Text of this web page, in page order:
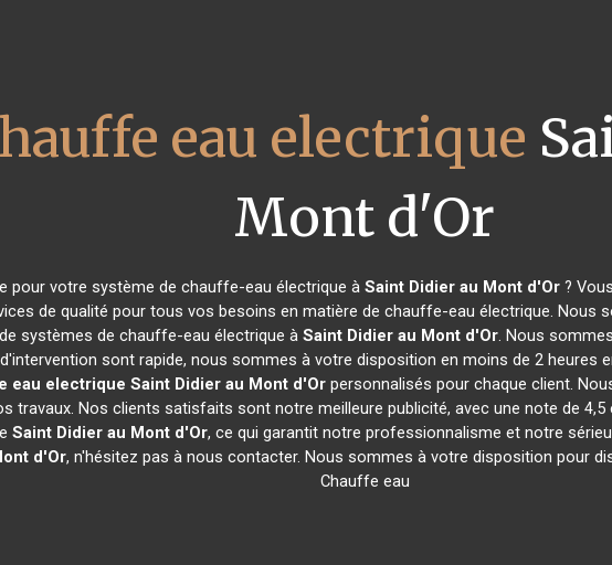
eau electrique
Mont d'Or
pour votre système de chauffe-eau électrique à Saint Didier au Mont d'Or ?
de qualité pour tous vos besoins en matière de chauffe-eau électrique. Nous
systèmes de chauffe-eau électrique à Saint Didier au Mont d'Or. Nous
sont rapide, nous sommes à votre disposition en moins de 2
eau electrique Saint Didier au Mont d'Or personnalisés pour chaque client.
travaux. Nos clients satisfaits sont notre meilleure publicité, avec une note de
Saint Didier au Mont d'Or, ce qui garantit notre professionnalisme et notre
d'Or, n'hésitez pas à nous contacter. Nous sommes à votre disposition pour
Chauffe eau